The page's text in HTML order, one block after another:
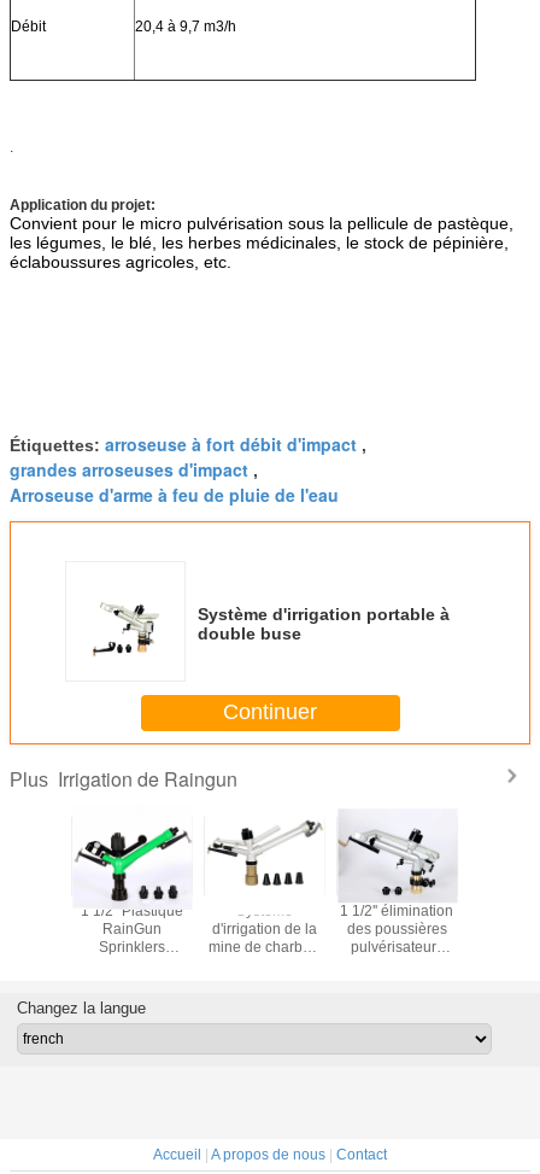
Débit 20,4 à 9,7 m3/h
.
Application du projet:
Convient pour le micro pulvérisation sous la pellicule de pastèque,
les légumes, le blé, les herbes médicinales, le stock de pépinière,
éclaboussures agricoles, etc.
Étiquettes: arroseuse à fort débit d'impact ,
grandes arroseuses d'impact ,
Arroseuse d'arme à feu de pluie de l'eau
Système d'irrigation portable à
double buse
Continuer
Plus Irrigation de Raingun
1"
1 1/2 "Plastique
RainGun
Sprinklers
de charbon 5,1-
24,8m3/h
Système
d'irrigation de la
mine de charbon
1 1/2'' élimination
des poussières
pulvérisateurs
36,5m
Changez la langue
Accueil | A propos de nous | Contact